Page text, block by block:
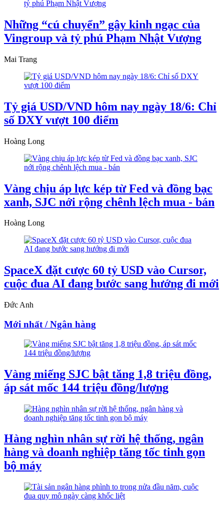
Những “cú chuyển” gây kinh ngạc của
Vingroup và tỷ phú Phạm Nhật Vượng
Mai Trang
Tỷ giá USD/VND hôm nay ngày 18/6: Chỉ
số DXY vượt 100 điểm
Hoàng Long
Vàng chịu áp lực kép từ Fed và đồng bạc
xanh, SJC nới rộng chênh lệch mua - bán
Hoàng Long
SpaceX đặt cược 60 tỷ USD vào Cursor,
cuộc đua AI đang bước sang hướng đi mới
Đức Anh
Mới nhất / Ngân hàng
Vàng miếng SJC bật tăng 1,8 triệu đồng,
áp sát mốc 144 triệu đồng/lượng
Hàng nghìn nhân sự rời hệ thống, ngân
hàng và doanh nghiệp tăng tốc tinh gọn
bộ máy